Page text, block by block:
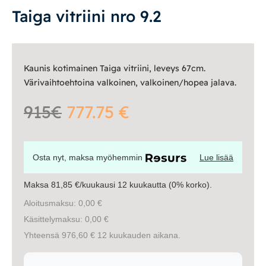
Senkit
Työpöydät ja työtuolit
Matot
Ulkokalusteet
Valaisimet
Vuodesohvat
Senioreille
Taiga vitriini nro 9.2
Kaunis kotimainen Taiga vitriini, leveys 67cm.
Värivaihtoehtoina valkoinen, valkoinen/hopea jalava.
915€ 777.75 €
Osta nyt, maksa myöhemmin Lue lisää
Maksa 81,85 €/kuukausi 12 kuukautta (0% korko).
Aloitusmaksu: 0,00 €
Käsittelymaksu: 0,00 €
Yhteensä 976,60 € 12 kuukauden aikana.